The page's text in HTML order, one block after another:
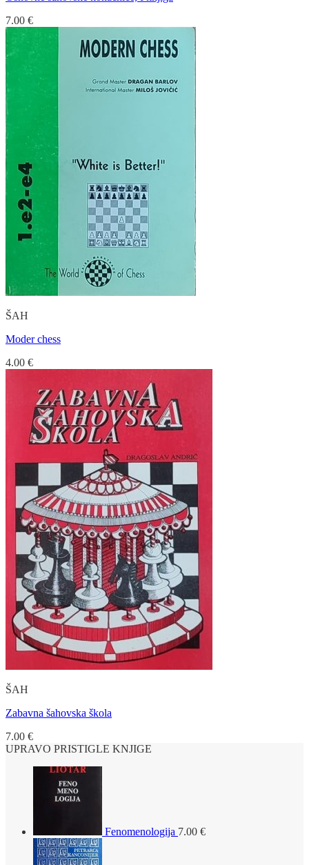
7.00 €
ŠAH
Moder chess
4.00 €
ŠAH
Zabavna šahovska škola
7.00 €
UPRAVO PRISTIGLE KNJIGE
Fenomenologija 7.00 €